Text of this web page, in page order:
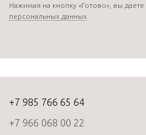
Нажимая на кнопку «Готово», вы даете
персональных данных
+7 985 766 65 64
+7 966 068 00 22